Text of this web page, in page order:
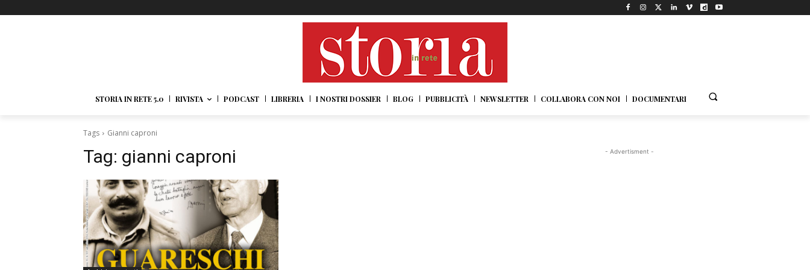
STORIA IN RETE 5.0 RIVISTA PODCAST LIBRERIA I NOSTRI DOSSIER BLOG PUBBLICITÀ NEWSLETTER COLLABORA CON NOI DOCUMENTARI
Tags Gianni caproni
Tag: gianni caproni - Advertisment -